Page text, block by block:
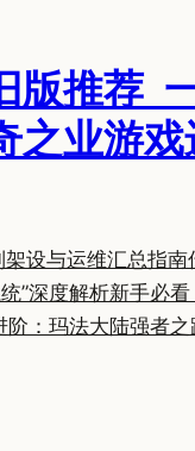
推荐_
业游
设与运维汇总指南
”深度解析新手必
阶：玛法大陆强者